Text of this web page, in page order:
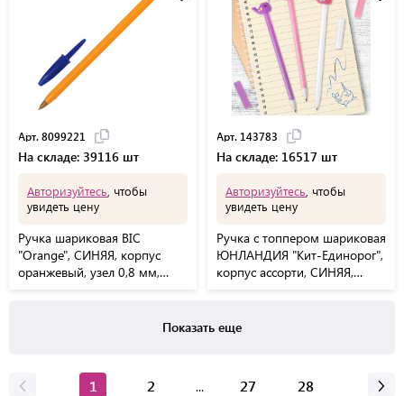
Арт. 8099221
На складе: 39116 шт
Авторизуйтесь , чтобы
увидеть цену
Ручка шариковая BIC
"Orange", СИНЯЯ, корпус
оранжевый, узел 0,8 мм,
Арт. 143783
На складе: 16517 шт
Авторизуйтесь , чтобы
увидеть цену
Ручка с топпером шариковая
ЮНЛАНДИЯ "Кит-Единорог",
корпус ассорти, СИНЯЯ,
Показать еще
1 2 ... 27 28